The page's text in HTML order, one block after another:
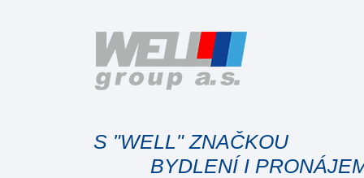
S "WELL" ZNAČKOU
BYDLENÍ I